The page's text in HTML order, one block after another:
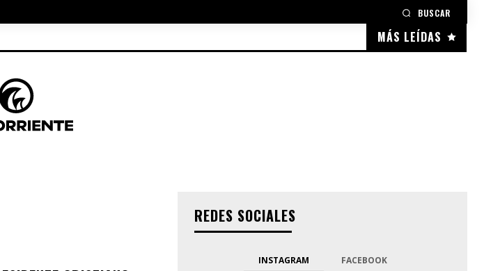
BUSCAR
MÁS LEÍDAS
REDES SOCIALES
INSTAGRAM FACEBOOK